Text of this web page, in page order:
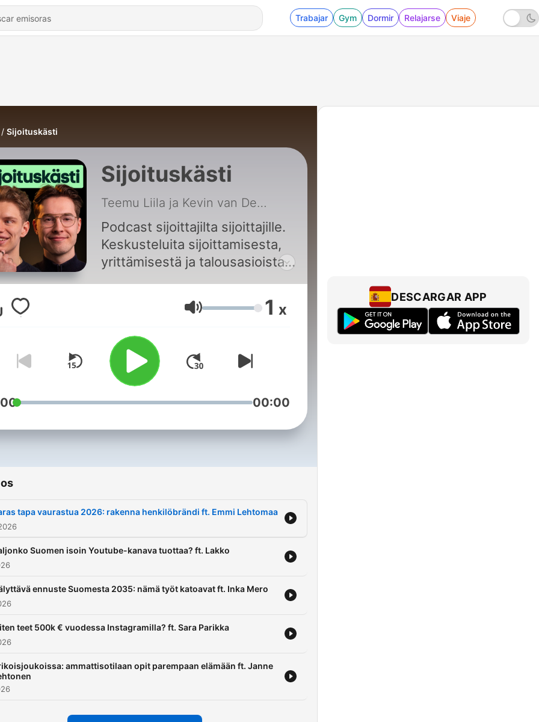
Trabajar Gym Dormir Relajarse Viaje
Sijoituskästi
Sijoituskästi
Teemu Liila ja Kevin van Dessel
Podcast sijoittajilta sijoittajille.
Keskusteluita sijoittamisesta,
yrittämisestä ja talousasioista
ja menestyjien kanssa. Jos
sijoittaminen, talous tai
kanava juuri sinulle. Löydät
lisää timanttista sisältöä
Instagramista ja TikTokista
@sijoituskasti
Volumen 1 x
00:00
tapa vaurastua 2026: rakenna henkilöbrändi ft. Emmi Lehtomaa
Suomen isoin Youtube-kanava tuottaa? ft. Lakko
ennuste Suomesta 2035: nämä työt katoavat ft. Inka Mero
teet 500k € vuodessa Instagramilla? ft. Sara Parikka
ammattisotilaan opit parempaan elämään ft. Janne
DESCARGAR APP